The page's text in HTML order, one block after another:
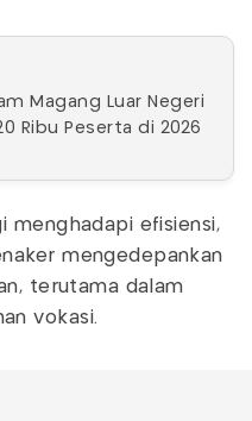
Magang Luar Negeri
Ribu Peserta di 2026
menghadapi efisiensi,
mengedepankan
terutama dalam
vokasi.